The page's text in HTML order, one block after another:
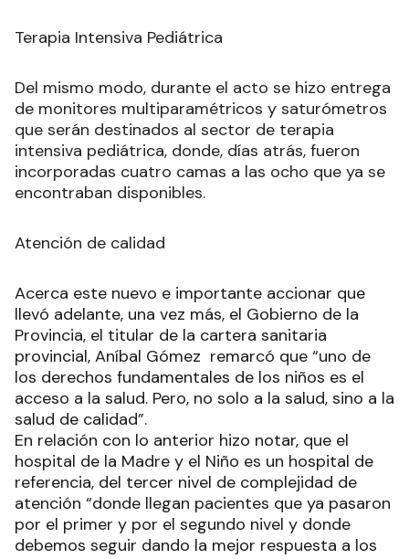
Terapia Intensiva Pediátrica
Del mismo modo, durante el acto se hizo entrega
de monitores multiparamétricos y saturómetros
que serán destinados al sector de terapia
intensiva pediátrica, donde, días atrás, fueron
incorporadas cuatro camas a las ocho que ya se
encontraban disponibles.
Atención de calidad
Acerca este nuevo e importante accionar que
llevó adelante, una vez más, el Gobierno de la
Provincia, el titular de la cartera sanitaria
provincial, Aníbal Gómez remarcó que “uno de
los derechos fundamentales de los niños es el
acceso a la salud. Pero, no solo a la salud, sino a la
salud de calidad”.
En relación con lo anterior hizo notar, que el
hospital de la Madre y el Niño es un hospital de
referencia, del tercer nivel de complejidad de
atención “donde llegan pacientes que ya pasaron
por el primer y por el segundo nivel y donde
debemos seguir dando la mejor respuesta a los